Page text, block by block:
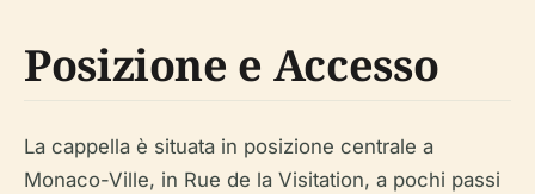
Posizione e Accesso
La cappella è situata in posizione centrale a
Monaco-Ville, in Rue de la Visitation, a pochi passi